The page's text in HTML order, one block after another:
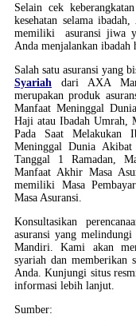
Selain cek
kesehatan selama
memiliki asuransi jiwa
Anda menjalankan ibadah
Salah satu asuransi yang
Syariah dari AXA
merupakan produk
Manfaat Meninggal
Haji atau Ibadah Umrah,
Pada Saat Melakukan
Meninggal Dunia
Tanggal 1 Ramadan,
Manfaat Akhir Masa
memiliki Masa
Masa Asuransi.
Konsultasikan
asuransi yang
Mandiri. Kami akan
syariah dan memberikan
Anda. Kunjungi situs
informasi lebih lanjut.
Sumber: